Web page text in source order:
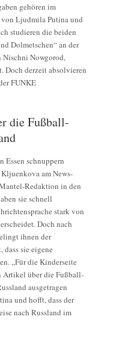
gehören im
Ljudmila Putina und
studieren die beiden
Dolmetschen“ an der
Nowgorod,
Doch derzeit absolvieren
FUNKE
die Fußball-
Essen schnuppern
am News-
Redaktion in den
sie schnell
stark von
Doch nach
ihnen der
sie eigene
„Für die Kinderseite
Artikel über die Fußball-
ausgetragen
und hofft, dass der
nach Russland im